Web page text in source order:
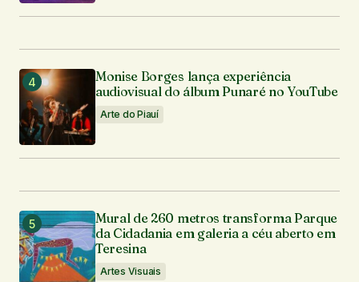
Monise Borges lança experiência
audiovisual do álbum Punaré no YouTube
Arte do Piauí
Mural de 260 metros transforma Parque
da Cidadania em galeria a céu aberto em
Teresina
Artes Visuais